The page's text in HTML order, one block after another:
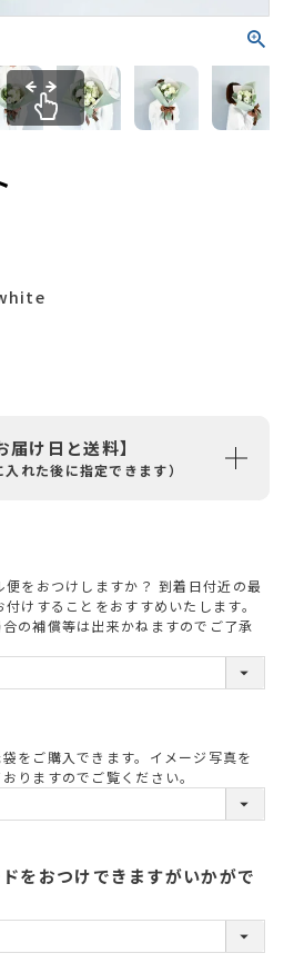
届け日と送料】
れた後に指定できます）
をおつけしますか？ 到着日付近の最
けすることをおすすめいたします。
の補償等は出来かねますのでご了承
をご購入できます。イメージ写真を
りますのでご覧ください。
をおつけできますがいかがで